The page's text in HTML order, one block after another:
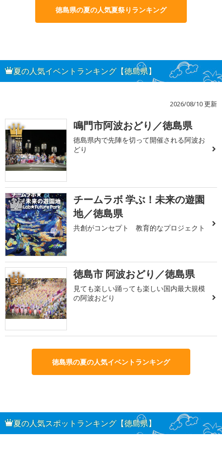
徳島県の夏の人気夏祭りランキング
夏の人気イベントランキング【徳島県】
2026/08/10 更新
1 鳴門市阿波おどり／徳島県
徳島県内で先陣を切って開催される阿波お
どり
2
チームラボ 学ぶ！未来の遊園
地／徳島県
共創がコンセプト 教育的なプロジェクト
3 徳島市 阿波おどり／徳島県
見ても楽しい踊っても楽しい国内最大規模
の阿波おどり
徳島県の夏の人気イベントランキング
夏の人気スポットランキング【徳島県】